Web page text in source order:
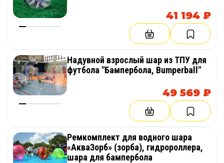
41 194 ₽
Надувной взрослый шар из ТПУ для
футбола "Бампербола, Bumperball"
49 569 ₽
Ремкомплект для водного шара
«АкваЗорб» (зорба), гидророллера,
шара для бампербола